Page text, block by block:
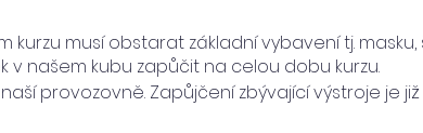
kurzu musí obstarat základní vybavení tj.
našem kubu zapůčit na celou dobu kurzu.
provozovně. Zapůjčení zbývající výstroje je